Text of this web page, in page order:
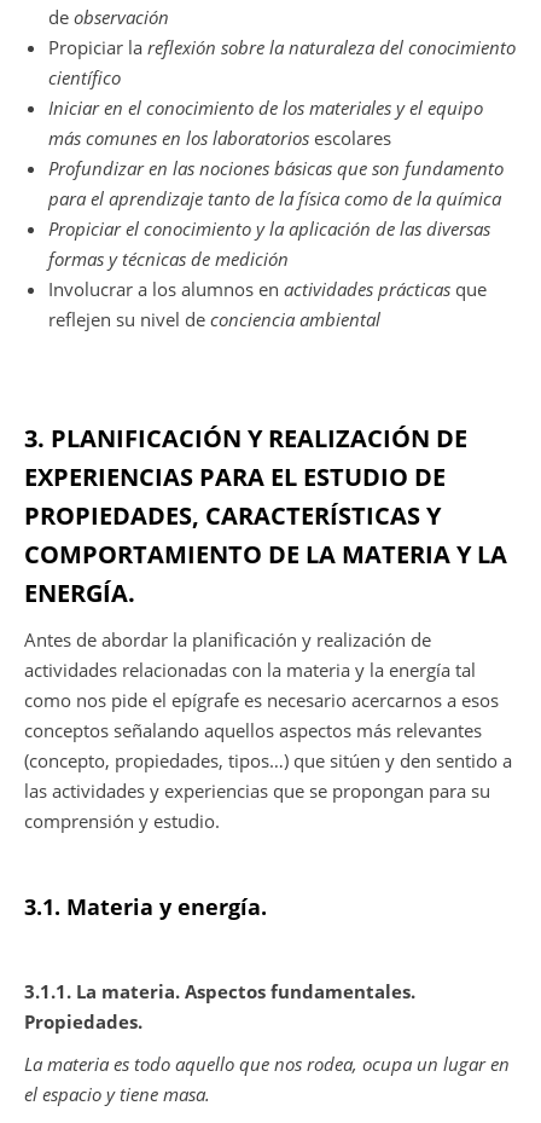
de observación
Propiciar la reflexión sobre la naturaleza del conocimiento
científico
Iniciar en el conocimiento de los materiales y el equipo
más comunes en los laboratorios escolares
Profundizar en las nociones básicas que son fundamento
para el aprendizaje tanto de la física como de la química
Propiciar el conocimiento y la aplicación de las diversas
formas y técnicas de medición
Involucrar a los alumnos en actividades prácticas que
reflejen su nivel de conciencia ambiental
3. PLANIFICACIÓN Y REALIZACIÓN DE
EXPERIENCIAS PARA EL ESTUDIO DE
PROPIEDADES, CARACTERÍSTICAS Y
COMPORTAMIENTO DE LA MATERIA Y LA
ENERGÍA.
Antes de abordar la planificación y realización de
actividades relacionadas con la materia y la energía tal
como nos pide el epígrafe es necesario acercarnos a esos
conceptos señalando aquellos aspectos más relevantes
(concepto, propiedades, tipos…) que sitúen y den sentido a
las actividades y experiencias que se propongan para su
comprensión y estudio.
3.1. Materia y energía.
3.1.1. La materia. Aspectos fundamentales.
Propiedades.
La materia es todo aquello que nos rodea, ocupa un lugar en
el espacio y tiene masa.